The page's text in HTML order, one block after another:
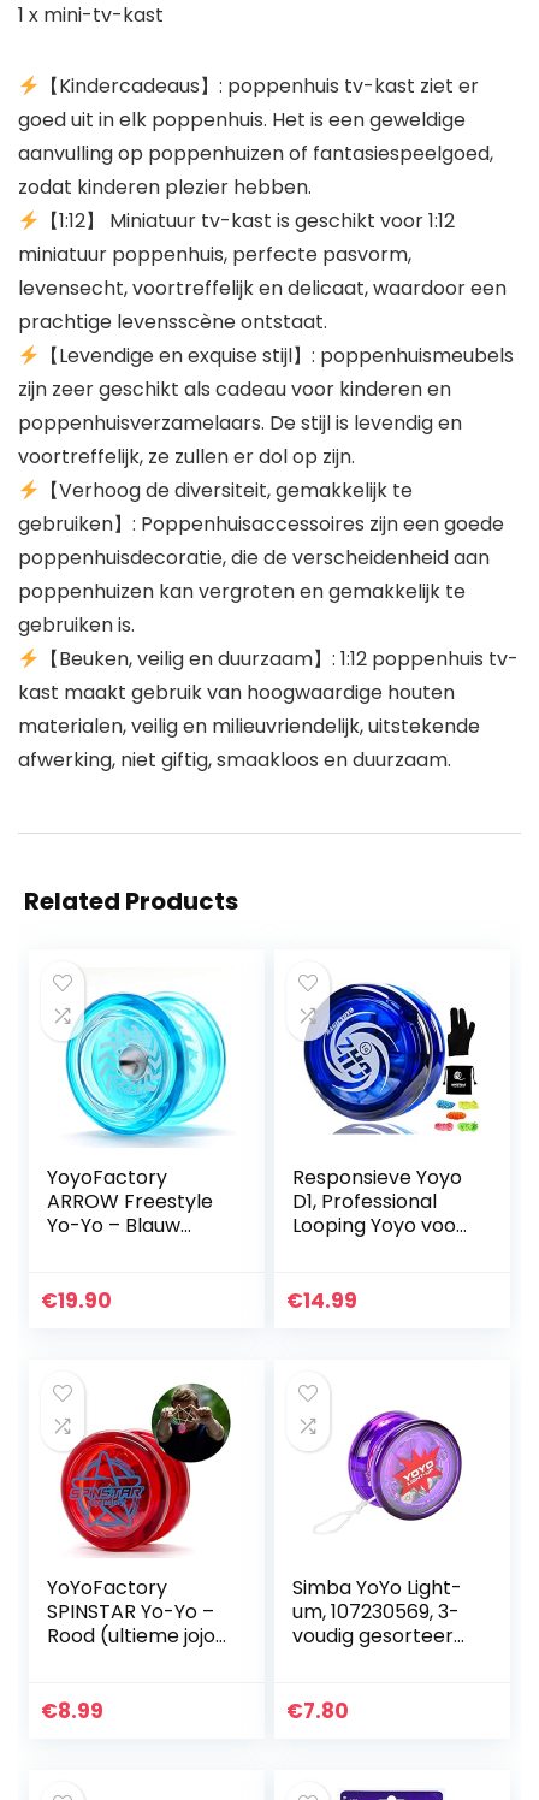
1 x mini-tv-kast
【Kindercadeaus】: poppenhuis tv-kast ziet er
goed uit in elk poppenhuis. Het is een geweldige
aanvulling op poppenhuizen of fantasiespeelgoed,
zodat kinderen plezier hebben.
【1:12】 Miniatuur tv-kast is geschikt voor 1:12
miniatuur poppenhuis, perfecte pasvorm,
levensecht, voortreffelijk en delicaat, waardoor een
prachtige levensscène ontstaat.
【Levendige en exquise stijl】: poppenhuismeubels
zijn zeer geschikt als cadeau voor kinderen en
poppenhuisverzamelaars. De stijl is levendig en
voortreffelijk, ze zullen er dol op zijn.
【Verhoog de diversiteit, gemakkelijk te
gebruiken】: Poppenhuisaccessoires zijn een goede
poppenhuisdecoratie, die de verscheidenheid aan
poppenhuizen kan vergroten en gemakkelijk te
gebruiken is.
【Beuken, veilig en duurzaam】: 1:12 poppenhuis tv-
kast maakt gebruik van hoogwaardige houten
materialen, veilig en milieuvriendelijk, uitstekende
afwerking, niet giftig, smaakloos en duurzaam.
Related Products
YoyoFactory
ARROW Freestyle
Yo-Yo – Blauw
€19.90
Responsieve Yoyo
D1, Professional
Looping Yoyo voor
snaren +
€14.99
YoYoFactory
SPINSTAR Yo-Yo –
Rood (ultieme jojo
€8.99
Simba YoYo Light-
um, 107230569, 3-
voudig gesorteerd,
geleverd, met
€7.80